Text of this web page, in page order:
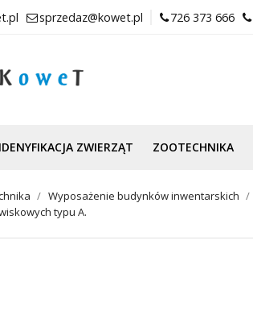
sprzedaz@kowet.pl 726 373 666
IDENYFIKACJA ZWIERZĄT ZOOTECHNIKA
Wyposażenie budynków inwentarskich
typu A.